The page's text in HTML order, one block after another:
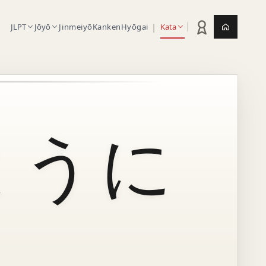
JLPT Jōyō JinmeiyōKankenHyōgai | Kata Statistik latihan
に